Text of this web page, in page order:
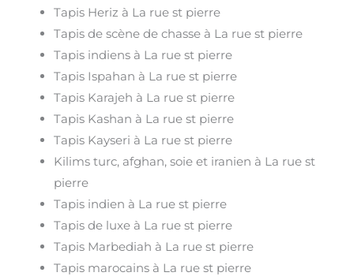
Tapis Heriz à La rue st pierre
Tapis de scène de chasse à La rue st pierre
Tapis indiens à La rue st pierre
Tapis Ispahan à La rue st pierre
Tapis Karajeh à La rue st pierre
Tapis Kashan à La rue st pierre
Tapis Kayseri à La rue st pierre
Kilims turc, afghan, soie et iranien à La rue st
pierre
Tapis indien à La rue st pierre
Tapis de luxe à La rue st pierre
Tapis Marbediah à La rue st pierre
Tapis marocains à La rue st pierre